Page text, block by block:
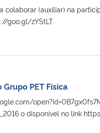
(auxiliar) na
goo.gl/zYStLT.
PET Física
o disponível no link